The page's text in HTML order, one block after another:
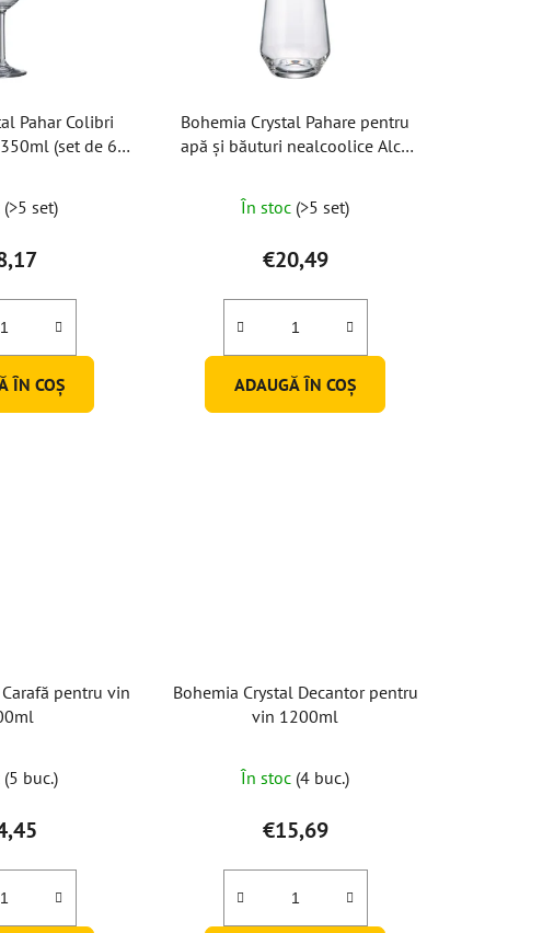
Pahar Colibri
(set de 6
(>5 set)
ÎN COŞ
Bohemia Crystal Pahare pentru
apă și băuturi nealcoolice Alca
În stoc (>5 set)
€20,49
ADAUGĂ ÎN COŞ
pentru vin
(5 buc.)
Bohemia Crystal Decantor pentru
vin 1200ml
În stoc (4 buc.)
€15,69